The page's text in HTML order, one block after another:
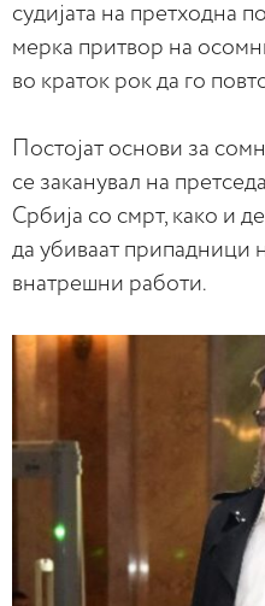
судијата на претходна
мерка притвор на
во краток рок да го
Постојат основи за
се заканувал на
Србија со смрт, како и
да убиваат припадници
внатрешни работи.